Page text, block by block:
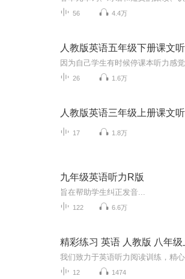
56 4.4万
人教版英语五年级下册课文
26 1.6万
人教版英语三年级上册课文
17 1.8万
九年级英语听力R版
旨在帮助学生纠正发音...
122 6.6万
精彩练习 英语 人教版 八年级
12 1474